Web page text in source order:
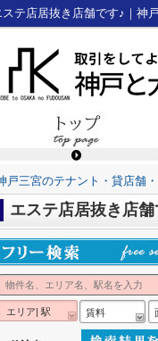
ステ店居抜き店舗です♪｜神
戸三宮のテナント・貸店舗
エステ店居抜き店舗
エリア| 駅 賃料